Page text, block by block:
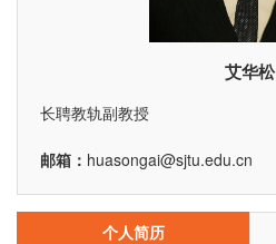
艾华松
长聘教轨副教授
邮箱： huasongai@sjtu.edu.cn
个人简历